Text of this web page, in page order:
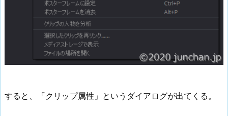
すると、「クリップ属性」というダイアログが出てくる。